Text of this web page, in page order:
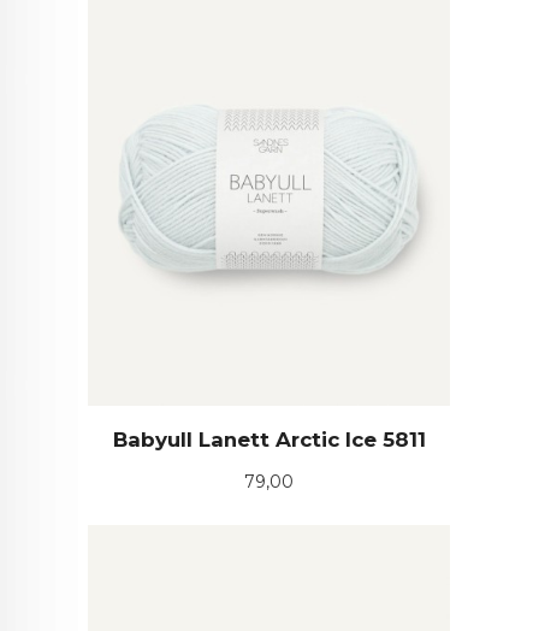
Babyull Lanett Arctic Ice 5811
Pris
79,00